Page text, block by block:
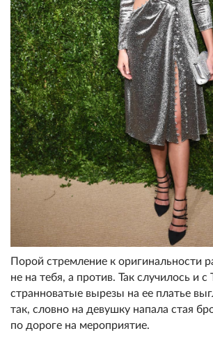
Порой стремление к оригинальности
не на тебя, а против. Так случилось и с
странноватые вырезы на ее платье
так, словно на девушку напала стая
по дороге на мероприятие.